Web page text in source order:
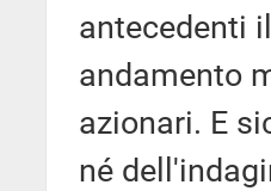
antecedenti
andamento
azionari. E
né